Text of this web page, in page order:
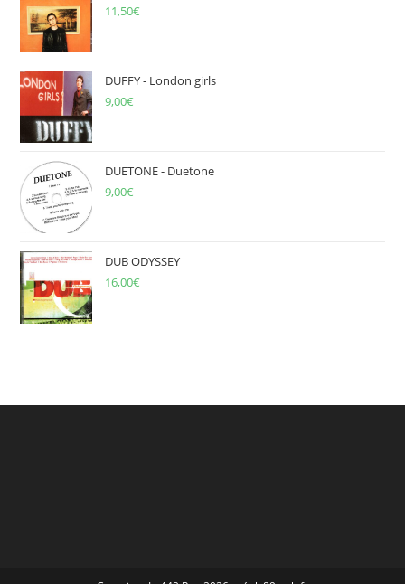
11,50€
DUFFY - London girls
9,00€
DUETONE - Duetone
9,00€
DUB ODYSSEY
16,00€